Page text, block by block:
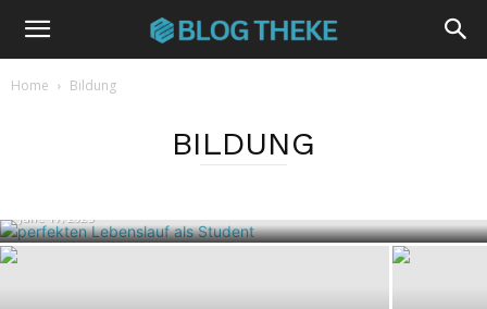
Home Bildung
BILDUNG
So kannst du als Student einen
June 17, 2025